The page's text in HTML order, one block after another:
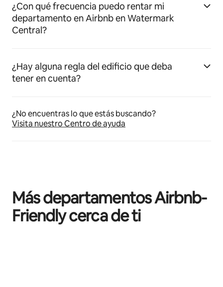
¿Con qué frecuencia puedo rentar mi
departamento en Airbnb en Watermark
Central?
¿Hay alguna regla del edificio que deba
tener en cuenta?
¿No encuentras lo que estás buscando?
Visita nuestro Centro de ayuda
Más departamentos Airbnb-
Friendly cerca de ti